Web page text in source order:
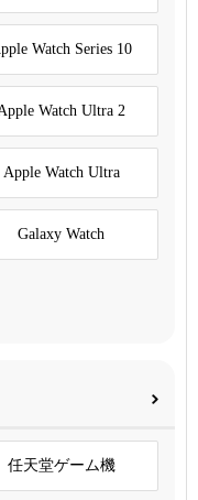
Watch Series 10
Watch Ultra 2
Apple Watch Ultra
Galaxy Watch
任天堂ゲーム機